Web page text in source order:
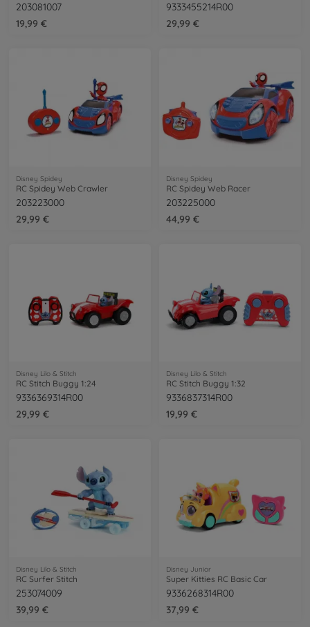
203081007
19,99 €
9333455214R00
29,99 €
Disney Spidey
RC Spidey Web Crawler
203223000
29,99 €
Disney Spidey
RC Spidey Web Racer
203225000
44,99 €
Disney Lilo & Stitch
RC Stitch Buggy 1:24
9336369314R00
29,99 €
Disney Lilo & Stitch
RC Stitch Buggy 1:32
9336837314R00
19,99 €
Disney Lilo & Stitch
RC Surfer Stitch
253074009
39,99 €
Disney Junior
Super Kitties RC Basic Car
9336268314R00
37,99 €